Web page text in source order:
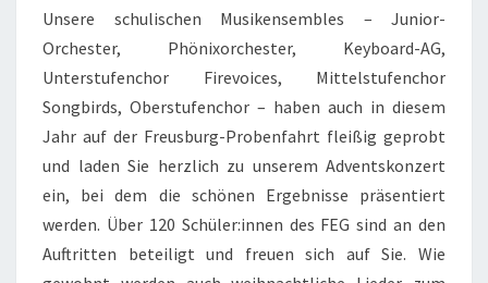
FRIEDENSKIRCHE
KESSENICH
Unsere schulischen Musikensembles – Junior-
Orchester, Phönixorchester, Keyboard-AG,
Unterstufenchor Firevoices, Mittelstufenchor
Songbirds, Oberstufenchor – haben auch in diesem
Jahr auf der Freusburg-Probenfahrt fleißig geprobt
und laden Sie herzlich zu unserem Adventskonzert
ein, bei dem die schönen Ergebnisse präsentiert
werden. Über 120 Schüler:innen des FEG sind an den
Auftritten beteiligt und freuen sich auf Sie. Wie